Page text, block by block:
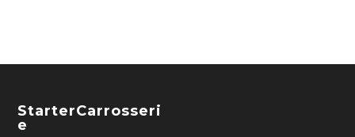
StarterCarrosseri
E